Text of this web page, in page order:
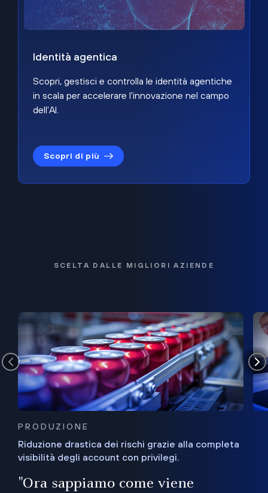
Identità agentica
Scopri, gestisci e controlla le identità agentiche
in scala per accelerare l'innovazione nel campo
dell'AI.
Scopri di più
SCELTA DALLE MIGLIORI AZIENDE
PRODUZIONE
Riduzione drastica dei rischi grazie alla completa
visibilità degli account con privilegi.
"Ora sappiamo come viene